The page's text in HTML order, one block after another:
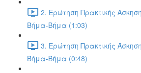
2. Ερώτηση Πρακτικής
Βήμα-Βήμα (1:03)
3. Ερώτηση Πρακτικής
Βήμα-Βήμα (0:48)